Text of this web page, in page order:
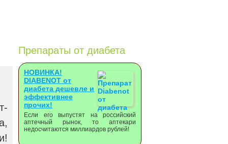
Препараты от диабета
НОВИНКА!
DIABENOT от
диабета дешевле и
эффективнее
прочих!
Если его выпустят на российский
аптечный рынок, то аптекари
недосчитаются миллиардов рублей!